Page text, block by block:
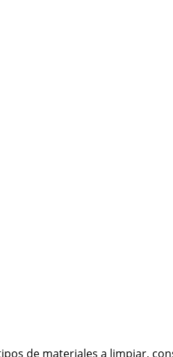
de materiales a limpiar,